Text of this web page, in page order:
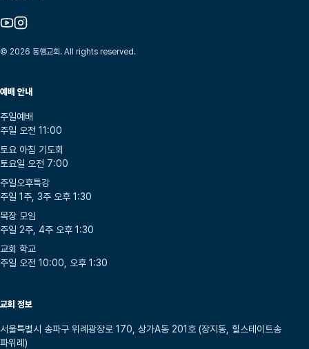
© 2026 동행교회. All rights reserved.
예배 안내
주일예배
주일 오전 11:00
토요 아침 기도회
토요일 오전 7:00
주일오후특강
주일 1주, 3주 오후 1:30
목장 모임
주일 2주, 4주 오후 1:30
교회 학교
주일 오전 10:00, 오후 1:30
교회 정보
서울특별시 송파구 위례광장로 170, 상가A동 201호 (장지동, 힐스테이트송
파위례)